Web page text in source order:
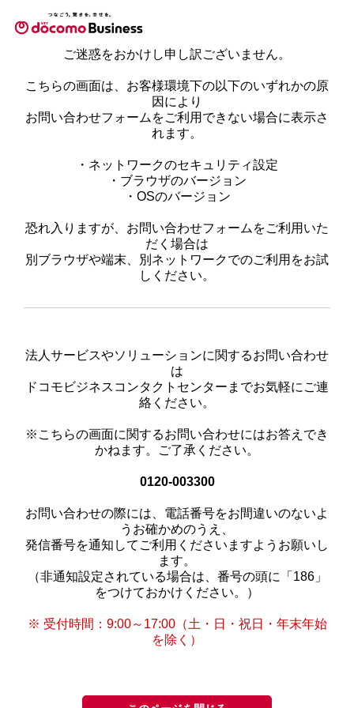
ご迷惑をおかけし申し訳ございません。
こちらの画面は、お客様環境下の以下のいずれかの原
因により
お問い合わせフォームをご利用できない場合に表示さ
れます。
・ネットワークのセキュリティ設定
・ブラウザのバージョン
・OSのバージョン
恐れ入りますが、お問い合わせフォームをご利用いた
だく場合は
別ブラウザや端末、別ネットワークでのご利用をお試
しください。
法人サービスやソリューションに関するお問い合わせ
は
ドコモビジネスコンタクトセンターまでお気軽にご連
絡ください。
※こちらの画面に関するお問い合わせにはお答えでき
かねます。ご了承ください。
0120-003300
お問い合わせの際には、電話番号をお間違いのないよ
うお確かめのうえ、
発信番号を通知してご利用くださいますようお願いし
ます。
（非通知設定されている場合は、番号の頭に「186」
をつけておかけください。）
※ 受付時間：9:00～17:00（土・日・祝日・年末年始
を除く）